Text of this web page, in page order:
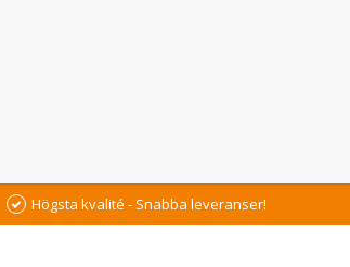
Högsta kvalité - Snabba leveranser!